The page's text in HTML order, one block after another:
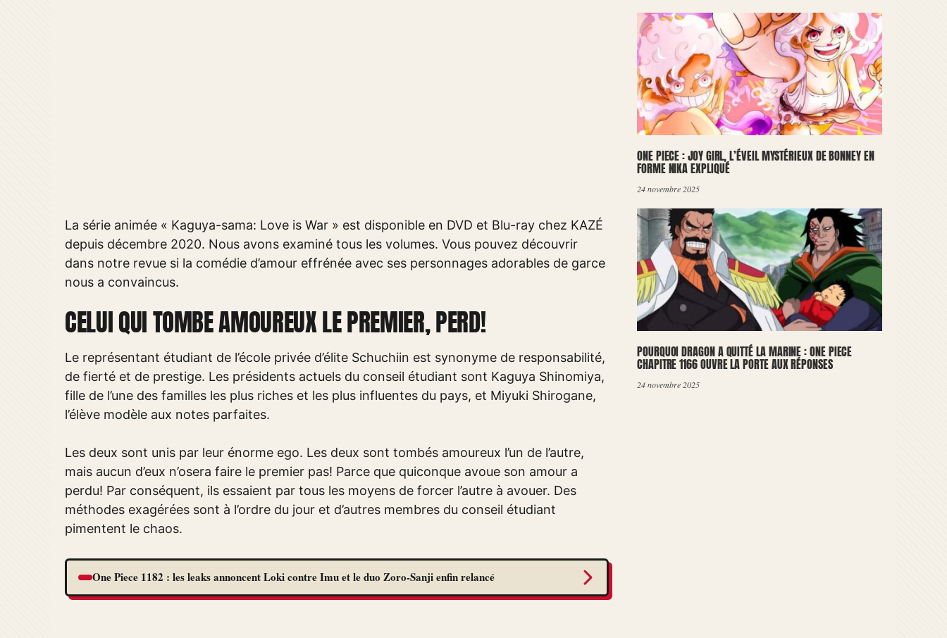
La série animée « Kaguya-sama: Love is War » est disponible en DVD et Blu-ray chez KAZÉ
depuis décembre 2020. Nous avons examiné tous les volumes. Vous pouvez découvrir
dans notre revue si la comédie d’amour effrénée avec ses personnages adorables de garce
nous a convaincus.
CELUI QUI TOMBE AMOUREUX LE PREMIER, PERD!
Le représentant étudiant de l’école privée d’élite Schuchiin est synonyme de responsabilité,
de fierté et de prestige. Les présidents actuels du conseil étudiant sont Kaguya Shinomiya,
fille de l’une des familles les plus riches et les plus influentes du pays, et Miyuki Shirogane,
l’élève modèle aux notes parfaites.
Les deux sont unis par leur énorme ego. Les deux sont tombés amoureux l’un de l’autre,
mais aucun d’eux n’osera faire le premier pas! Parce que quiconque avoue son amour a
perdu! Par conséquent, ils essaient par tous les moyens de forcer l’autre à avouer. Des
méthodes exagérées sont à l’ordre du jour et d’autres membres du conseil étudiant
pimentent le chaos.
One Piece 1182 : les leaks annoncent Loki contre Imu et le duo Zoro-Sanji enfin relancé
ONE PIECE : JOY GIRL, L’ÉVEIL MYSTÉRIEUX DE BONNEY EN
FORME NIKA EXPLIQUÉ
24 novembre 2025
POURQUOI DRAGON A QUITTÉ LA MARINE : ONE PIECE
CHAPITRE 1166 OUVRE LA PORTE AUX RÉPONSES
24 novembre 2025